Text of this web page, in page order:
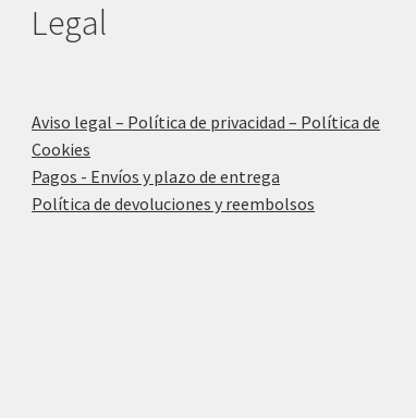
Legal
Aviso legal – Política de privacidad – Política de
Cookies
Pagos - Envíos y plazo de entrega
Política de devoluciones y reembolsos